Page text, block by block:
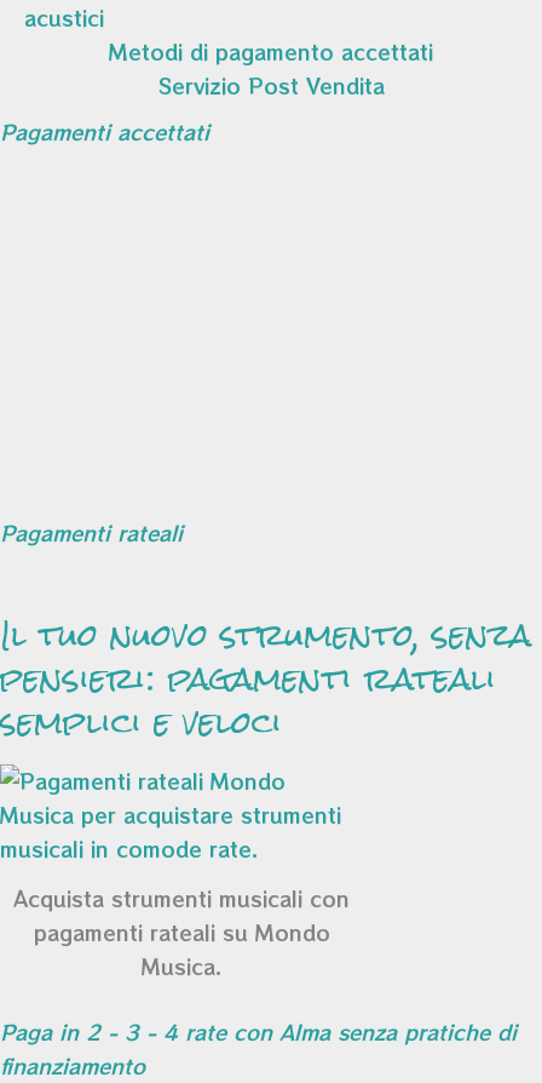
acustici
Metodi di pagamento accettati
Servizio Post Vendita
Pagamenti accettati
Pagamenti rateali
Il tuo nuovo strumento, senza
pensieri: pagamenti rateali
semplici e veloci
Acquista strumenti musicali con
pagamenti rateali su Mondo
Musica.
Paga in 2 - 3 - 4 rate con Alma senza pratiche di
finanziamento